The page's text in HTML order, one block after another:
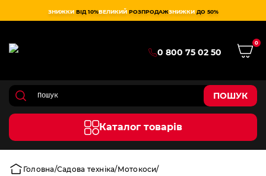
ЗНИЖКИ ВІД 10%ВЕЛИКИЙ РОЗПРОДАЖЗНИЖКИ ДО 50%
0 800 75 02 50
0
ПОШУК
Каталог товарів
Головна Садова техніка Мотокоси